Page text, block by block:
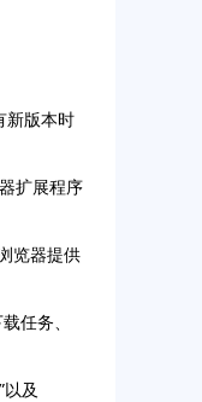
新版本时
扩展程序
览器提供
任务、
及